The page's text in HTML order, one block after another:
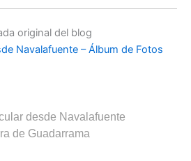
original del blog
Navalafuente – Álbum de Fotos
desde Navalafuente
de Guadarrama